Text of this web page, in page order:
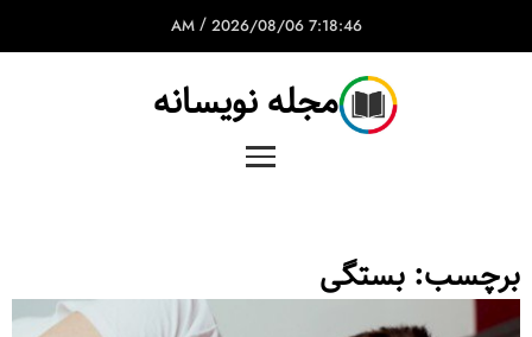
7:18:46 AM
/ 2026/08/06
مجله نویسانه
برچسب: بستگی